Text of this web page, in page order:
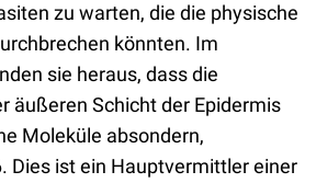
zu warten, die die physische
könnten. Im
sie heraus, dass die
äußeren Schicht der Epidermis
Moleküle absondern,
Dies ist ein Hauptvermittler einer